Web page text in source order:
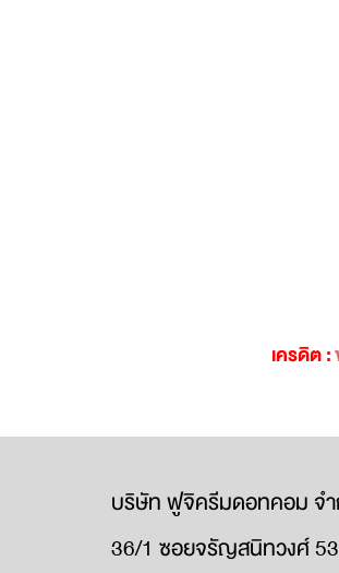
เครดิต :
บริษัท ฟูจิครีมดอทคอม จ
36/1 ซอยจรัญสนิทวงศ์ 53